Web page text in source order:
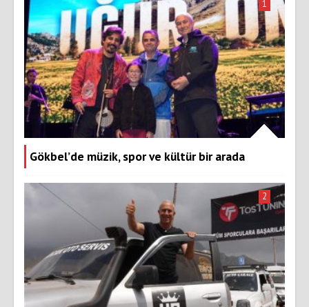
Gökbel’de müzik, spor ve kültür bir arada
1
2